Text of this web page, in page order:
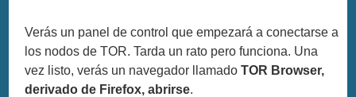
Verás un panel de control que empezará a conectarse a
los nodos de TOR. Tarda un rato pero funciona. Una
vez listo, verás un navegador llamadoTOR Browser,
derivado de Firefox, abrirse.